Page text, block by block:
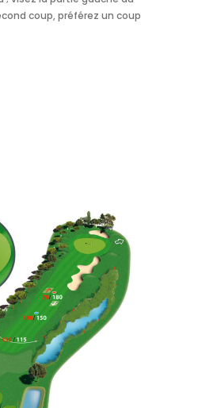
coup, préférez un coup